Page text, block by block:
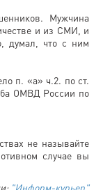
Мужчина
и из СМИ, и
думал, что с ним
п. «а» ч.2. по ст.
ОМВД России по
не называйте
случае вы
"Информ-курьер"